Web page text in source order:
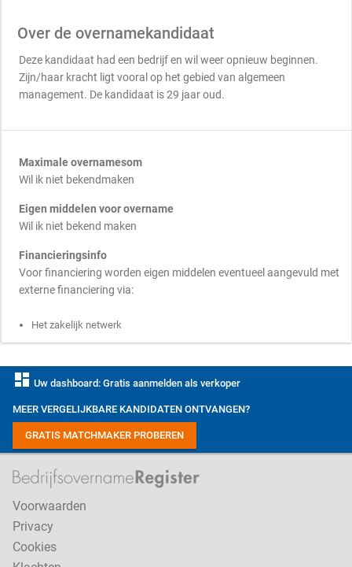
Over de overnamekandidaat
Deze kandidaat had een bedrijf en wil weer opnieuw beginnen.
Zijn/haar kracht ligt vooral op het gebied van algemeen
management. De kandidaat is 29 jaar oud.
Maximale overnamesom
Wil ik niet bekendmaken
Eigen middelen voor overname
Wil ik niet bekend maken
Financieringsinfo
Voor financiering worden eigen middelen eventueel aangevuld met
externe financiering via:
Het zakelijk netwerk
dashboard Uw dashboard: Gratis aanmelden als verkoper
MEER VERGELIJKBARE KANDIDATEN ONTVANGEN?
GRATIS MATCHMAKER PROBEREN
Voorwaarden
Privacy
Cookies